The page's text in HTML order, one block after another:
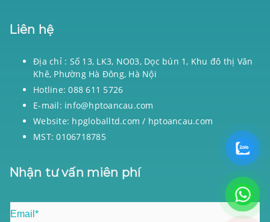
Liên hệ
Địa chỉ : Số 13, LK3, NO03, Dọc bún 1, Khu đô thị Văn
Khê, Phường Hà Đông, Hà Nội
Hotline: 088 611 5726
E-mail: info@hptoancau.com
Website: hpgloballtd.com / hptoancau.com
MST: 0106718785
Nhận tư vấn miên phí